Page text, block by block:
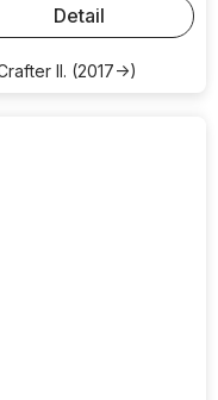
Detail
II. (2017->)